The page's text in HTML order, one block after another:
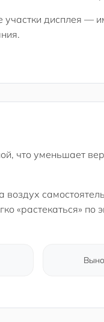
дисплея —
что уменьшает
«растекаться» по